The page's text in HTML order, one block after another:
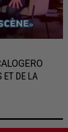
ET DE LA